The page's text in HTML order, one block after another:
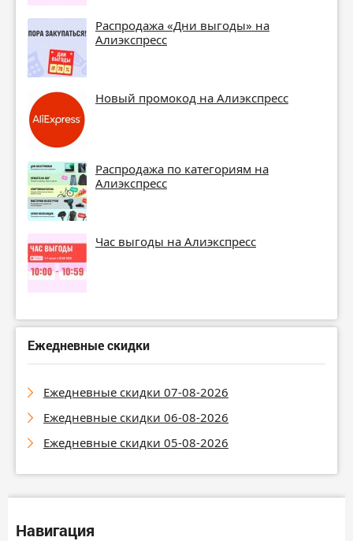
Распродажа «Дни выгоды» на
Алиэкспресс
Новый промокод на Алиэкспресс
Распродажа по категориям на
Алиэкспресс
Час выгоды на Алиэкспресс
Ежедневные скидки
Ежедневные скидки 07-08-2026
Ежедневные скидки 06-08-2026
Ежедневные скидки 05-08-2026
Навигация